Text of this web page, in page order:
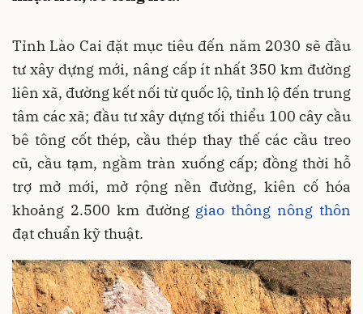
Tỉnh Lào Cai đặt mục tiêu đến năm 2030 sẽ đầu
tư xây dựng mới, nâng cấp ít nhất 350 km đường
liên xã, đường kết nối từ quốc lộ, tỉnh lộ đến trung
tâm các xã; đầu tư xây dựng tối thiểu 100 cây cầu
bê tông cốt thép, cầu thép thay thế các cầu treo
cũ, cầu tạm, ngầm tràn xuống cấp; đồng thời hỗ
trợ mở mới, mở rộng nền đường, kiên cố hóa
khoảng 2.500 km đường giao thông nông thôn
đạt chuẩn kỹ thuật.